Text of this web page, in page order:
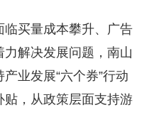
买量成本攀升、广告
解决发展问题，南山
业发展“六个券”行动
，从政策层面支持游